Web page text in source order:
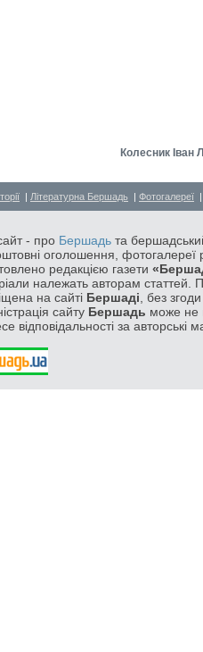
Колесник Іван
| Літературна Бершадь | Фотогалереї
- про Бершадь та
оголошення, фотогалереї
редакцією газети
належать авторам статтей.
на сайті Бершаді , без
сайту Бершадь може не
відповідальності за авторські